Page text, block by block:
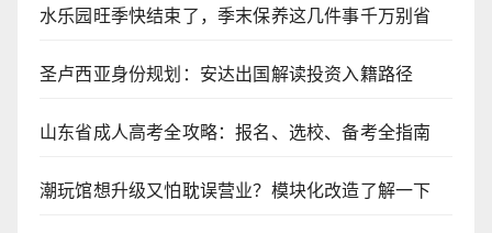
水乐园旺季快结束了，季末保养这几件事千万别省
圣卢西亚身份规划：安达出国解读投资入籍路径
山东省成人高考全攻略：报名、选校、备考全指南
潮玩馆想升级又怕耽误营业？模块化改造了解一下